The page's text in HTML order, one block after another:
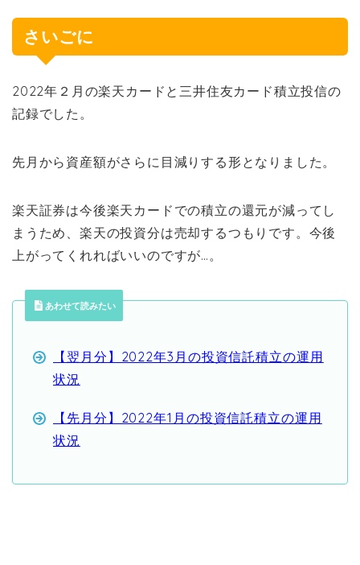
さいごに
2022年２月の楽天カードと三井住友カード積立投信の
記録でした。
先月から資産額がさらに目減りする形となりました。
楽天証券は今後楽天カードでの積立の還元が減ってし
まうため、楽天の投資分は売却するつもりです。今後
上がってくれればいいのですが…。
あわせて読みたい
【翌月分】2022年3月の投資信託積立の運用
状況
【先月分】2022年1月の投資信託積立の運用
状況